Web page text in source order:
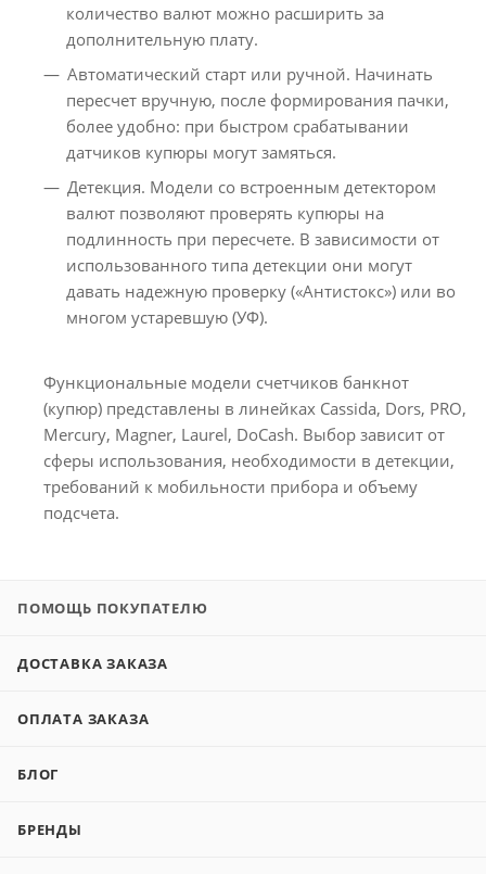
количество валют можно расширить за
дополнительную плату.
Автоматический старт или ручной. Начинать
пересчет вручную, после формирования пачки,
более удобно: при быстром срабатывании
датчиков купюры могут замяться.
Детекция. Модели со встроенным детектором
валют позволяют проверять купюры на
подлинность при пересчете. В зависимости от
использованного типа детекции они могут
давать надежную проверку («Антистокс») или во
многом устаревшую (УФ).
Функциональные модели счетчиков банкнот
(купюр) представлены в линейках Cassida, Dors, PRO,
Mercury, Magner, Laurel, DoCash. Выбор зависит от
сферы использования, необходимости в детекции,
требований к мобильности прибора и объему
подсчета.
ПОМОЩЬ ПОКУПАТЕЛЮ
ДОСТАВКА ЗАКАЗА
ОПЛАТА ЗАКАЗА
БЛОГ
БРЕНДЫ